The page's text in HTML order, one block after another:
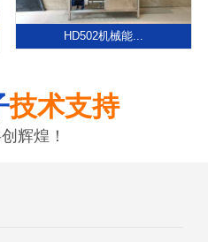
HD502机械能...
技术支持
辉煌！